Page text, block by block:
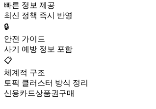
빠른 정보 제공
최신 정책 즉시 반영
🔒
안전 가이드
사기 예방 정보 포함
📋
체계적 구조
토픽 클러스터 방식 정리
신용카드상품권구매